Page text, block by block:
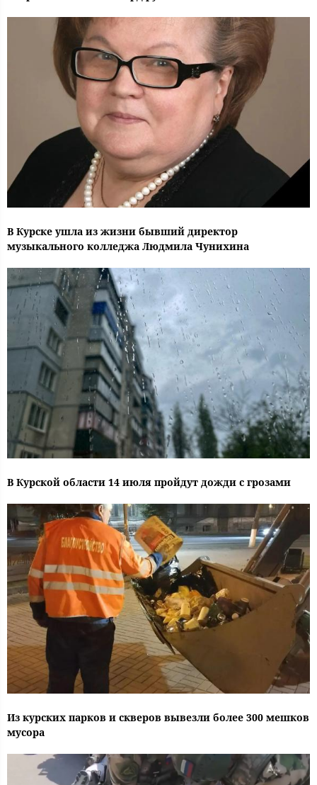
В Курске ушла из жизни бывший директор
музыкального колледжа Людмила Чунихина
В Курской области 14 июля пройдут дожди с грозами
Из курских парков и скверов вывезли более 300 мешков
мусора